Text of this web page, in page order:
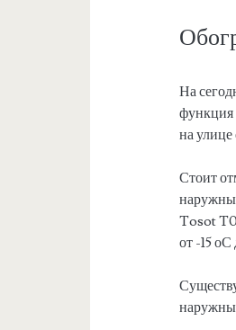
На
функция
на
Стоит
Tosot
от -15